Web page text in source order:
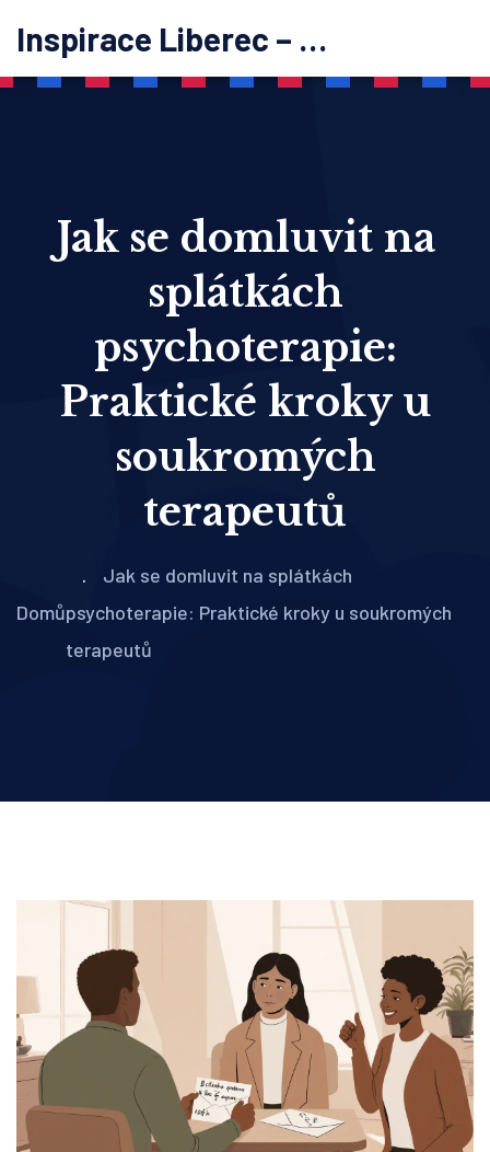
Inspirace Liberec – psychoterapie
Jak se domluvit na
splátkách
psychoterapie:
Praktické kroky u
soukromých
terapeutů
Domů
Jak se domluvit na splátkách
psychoterapie: Praktické kroky u soukromých
terapeutů